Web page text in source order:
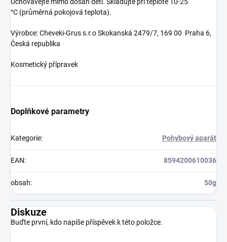
Uchovávejte mimo dosah dětí. Skladujte při teplotě 10-25
°C (průměrná pokojová teplota).
Výrobce: Cheveki-Grus s.r.o Skokanská 2479/7, 169 00 Praha 6,
Česká republika
Kosmetický přípravek
Doplňkové parametry
Kategorie: Pohybový aparát
EAN: 8594200610036
obsah: 50g
Diskuze
Buďte první, kdo napíše příspěvek k této položce.